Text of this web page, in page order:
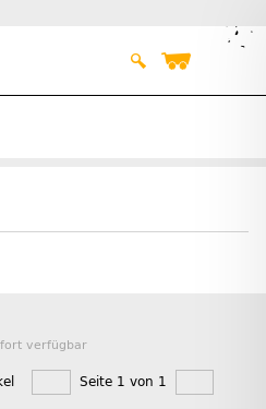
verfügbar
Seite 1 von 1